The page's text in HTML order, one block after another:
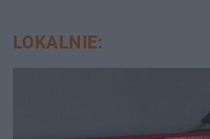
LOKALNIE: